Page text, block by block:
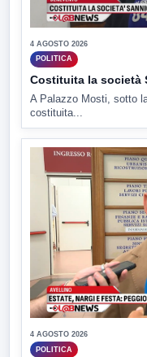
4 AGOSTO 2026
POLITICA
Costituita la società
A Palazzo Mosti, sotto
costituita...
4 AGOSTO 2026
POLITICA